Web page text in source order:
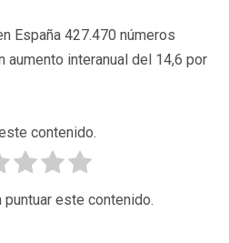
España 427.470 números
aumento interanual del 14,6 por
contenido.
este contenido.